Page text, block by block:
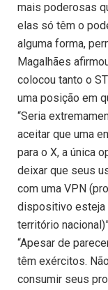
mais poderosas
elas só têm o
alguma forma,
Magalhães
colocou tanto o
uma posição em
“Seria
aceitar que uma
para o X, a única
deixar que seus
com uma VPN
dispositivo esteja
território
“Apesar de
têm exércitos.
consumir seus